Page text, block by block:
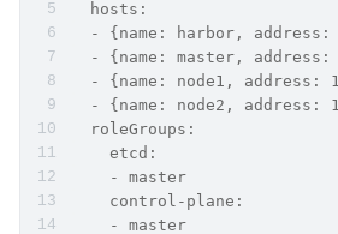
  hosts:
- {name: harbor,
- {name: master,
- {name: node1, address:
- {name: node2, address:
  roleGroups:
    etcd:
    - master
    control-plane:
    - master